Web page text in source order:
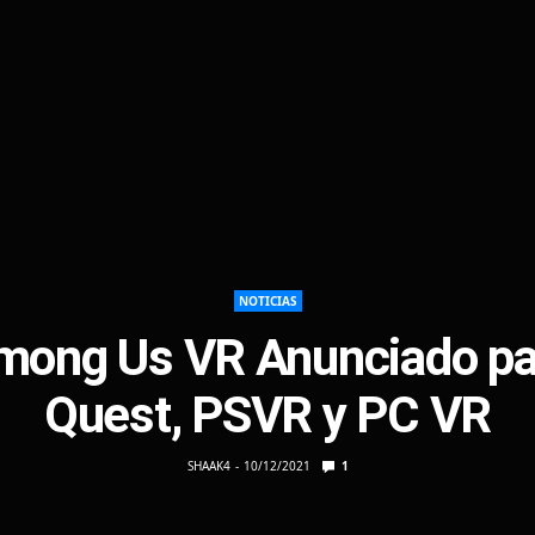
NOTICIAS
Us VR Anunciado
Quest, PSVR y PC VR
SHAAK4 10/12/2021 1